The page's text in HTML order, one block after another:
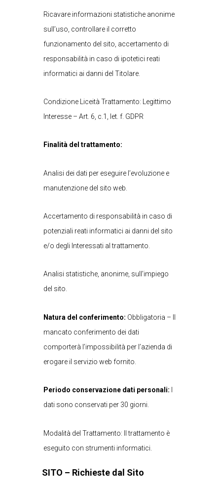
Ricavare informazioni statistiche anonime
sull’uso, controllare il corretto
funzionamento del sito, accertamento di
responsabilità in caso di ipotetici reati
informatici ai danni del Titolare.
Condizione Liceità Trattamento: Legittimo
Interesse – Art. 6, c.1, let. f. GDPR
Finalità del trattamento:
Analisi dei dati per eseguire l’evoluzione e
manutenzione del sito web.
Accertamento di responsabilità in caso di
potenziali reati informatici ai danni del sito
e/o degli Interessati al trattamento.
Analisi statistiche, anonime, sull’impiego
del sito.
Natura del conferimento: Obbligatoria – Il
mancato conferimento dei dati
comporterà l’impossibilità per l’azienda di
erogare il servizio web fornito.
Periodo conservazione dati personali:
dati sono conservati per 30 giorni.
Modalità del Trattamento: Il trattamento è
eseguito con strumenti informatici.
SITO – Richieste dal Sito